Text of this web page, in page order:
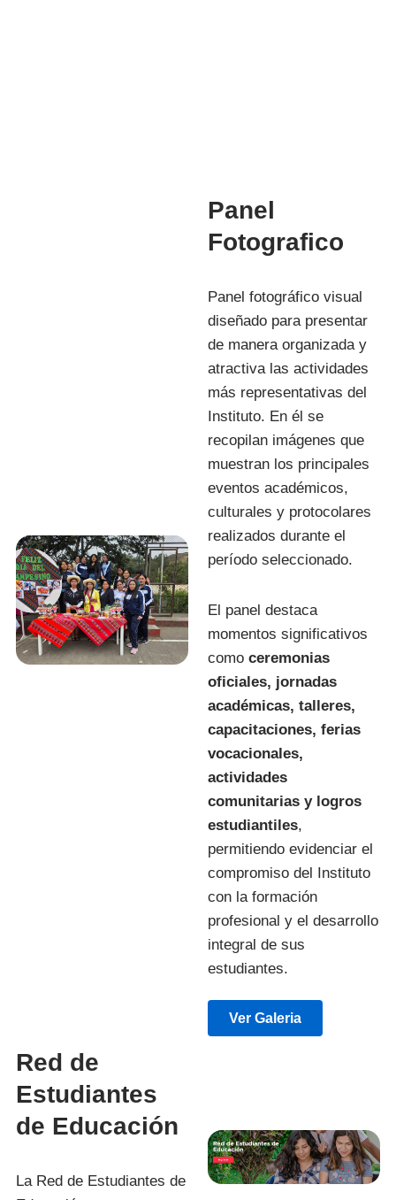
Panel
Fotografico
Panel fotográfico visual
diseñado para presentar
de manera organizada y
atractiva las actividades
más representativas del
Instituto. En él se
recopilan imágenes que
muestran los principales
eventos académicos,
culturales y protocolares
realizados durante el
período seleccionado.
El panel destaca
momentos significativos
como ceremonias
oficiales, jornadas
académicas, talleres,
capacitaciones, ferias
vocacionales,
actividades
comunitarias y logros
estudiantiles,
permitiendo evidenciar el
compromiso del Instituto
con la formación
profesional y el desarrollo
integral de sus
estudiantes.
Ver Galeria
Red de
Estudiantes
de Educación
La Red de Estudiantes de